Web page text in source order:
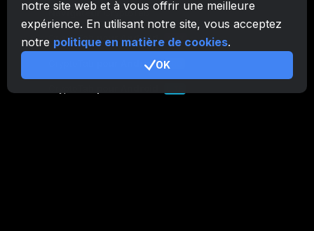
notre site web et à vous offrir une meilleure
expérience. En utilisant notre site, vous acceptez
notre politique en matière de cookies.
OK
Navigateur CryptoTab
CryptoTabpour Android MAX
pour Android PRO